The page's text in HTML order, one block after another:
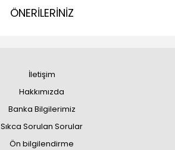
ÖNERİLERİNİZ
İletişim
Hakkımızda
Banka Bilgilerimiz
Sıkca Sorulan Sorular
Ön bilgilendirme